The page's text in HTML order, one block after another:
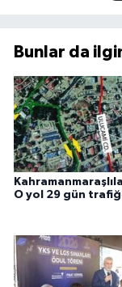
Bunlar da
O yol 29 gün